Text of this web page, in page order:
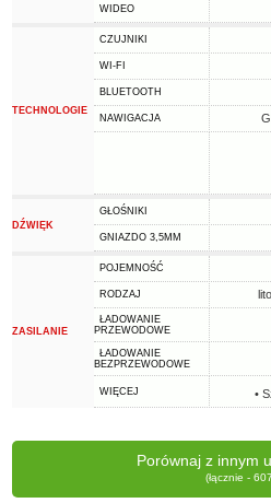
WIDEO
TECHNOLOGIE
CZUJNIKI
WI-FI
BLUETOOTH
NAWIGACJA
DŹWIĘK
GŁOŚNIKI
GNIAZDO 3,5MM
ZASILANIE
POJEMNOŚĆ
RODZAJ
ŁADOWANIE
PRZEWODOWE
ŁADOWANIE
BEZPRZEWODOWE
WIĘCEJ •
Porównaj z innym
(łącznie -